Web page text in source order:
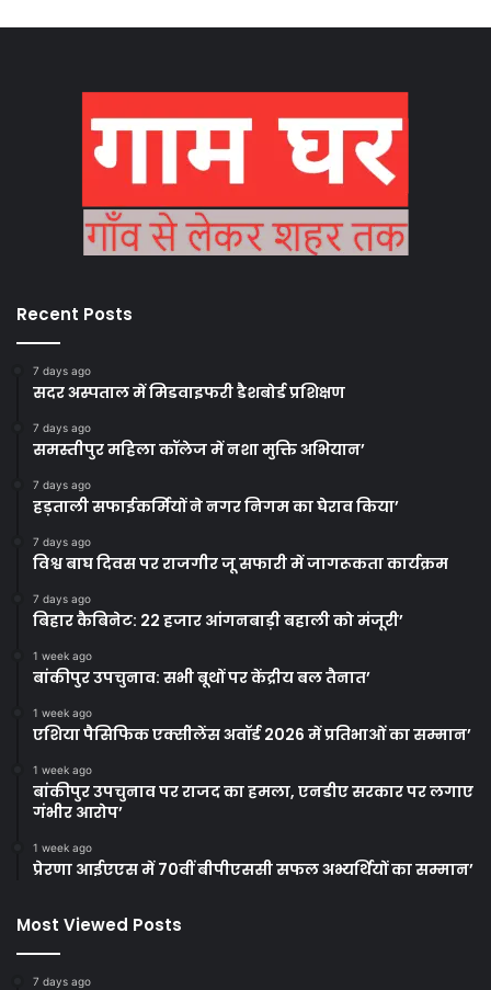
Recent Posts
7 days ago
सदर अस्पताल में मिडवाइफरी डैशबोर्ड प्रशिक्षण
7 days ago
समस्तीपुर महिला कॉलेज में नशा मुक्ति अभियान’
7 days ago
हड़ताली सफाईकर्मियों ने नगर निगम का घेराव किया’
7 days ago
विश्व बाघ दिवस पर राजगीर जू सफारी में जागरूकता कार्यक्रम
7 days ago
बिहार कैबिनेट: 22 हजार आंगनबाड़ी बहाली को मंजूरी’
1 week ago
बांकीपुर उपचुनाव: सभी बूथों पर केंद्रीय बल तैनात’
1 week ago
एशिया पैसिफिक एक्सीलेंस अवॉर्ड 2026 में प्रतिभाओं का सम्मान’
1 week ago
बांकीपुर उपचुनाव पर राजद का हमला, एनडीए सरकार पर लगाए
गंभीर आरोप’
1 week ago
प्रेरणा आईएएस में 70वीं बीपीएससी सफल अभ्यर्थियों का सम्मान’
Most Viewed Posts
7 days ago